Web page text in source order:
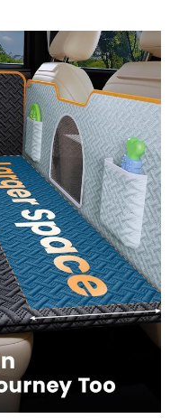
siège souple que
mon père a achetée
était avec des
boucles en plastique
et elles se cassent
rapidement, alors il
m'a acheté cette
housse de siège de
voiture avec des
boucles métalliques
qui ne se cassent
plus facilement